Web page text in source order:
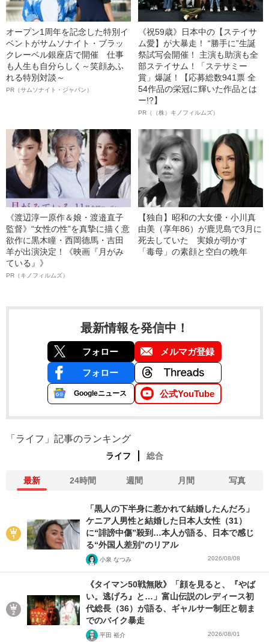
オープン1周年を記念した特別イ
ベントがサムソナイト・ブラッ
クレーベル銀座店で開催 仕事
も人生も自分らしく～笑顔あふ
れる特別対談～
PR（サムソナイト・ジャパン）
《祝59歳》日本中の【ステイサ
ム愛】が大暴走！ “勝手に”生誕
祭試写会開催！ 主演も助演も全
部ステイサム！「ステサミー
賞」爆誕！【応募総数941票 全
54作品の栄冠に輝いた作品とは
ー!?】
PR（（株）キノフィルムズ）
《渡辺淳一原作＆娘・渡邉直子
監督》“女性の性”を真摯に描く意
欲作に黒木瞳・西岡德馬・吉田
羊が出演決定！《映画『月がみ
ている』》
PR（キノフィルムズ）
【独自】昭和の大女優・小川真
由美（享年86）が鹿児島で3月に
死去していた 実娘が明かす
「毒母」の素顔と空白の晩年
最新情報を発信中！
フォロー メルマガ登録
フォロー
Googleニュース 公式YouTube
「ライフ」記事のランキング
ライフ 総合
最新 24時間 週間 月間 写真
「黒人の下半身に惹かれて結婚したんだろ」
ケニア人男性と結婚した日本人女性（31）
に“誹謗中傷”殺到…本人が語る、日本で感じ
る“外国人差別”のリアル
小泉 なつみ 2026/08/08
《タイマン50戦無敗》「顔を見ると、『やば
い。逃げろ』と…」富山伝説のレディース初
代総長（36）が語る、ギャルサー制圧と朝ま
でのバイク暴走
平田 裕介 2026/08/01